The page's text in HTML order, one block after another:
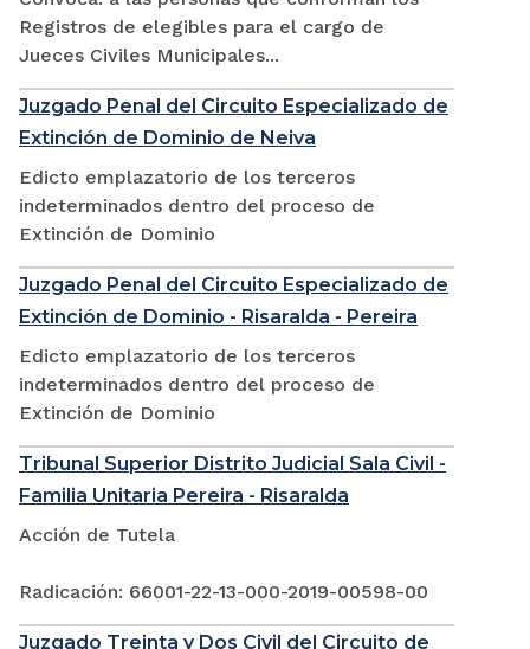
Registros de elegibles para el cargo de
Jueces Civiles Municipales...
Juzgado Penal del Circuito Especializado de
Extinción de Dominio de Neiva
Edicto emplazatorio de los terceros
indeterminados dentro del proceso de
Extinción de Dominio
Juzgado Penal del Circuito Especializado de
Extinción de Dominio - Risaralda - Pereira
Edicto emplazatorio de los terceros
indeterminados dentro del proceso de
Extinción de Dominio
Tribunal Superior Distrito Judicial Sala Civil -
Familia Unitaria Pereira - Risaralda
Acción de Tutela
Radicación: 66001-22-13-000-2019-00598-00
Juzgado Treinta y Dos Civil del Circuito de